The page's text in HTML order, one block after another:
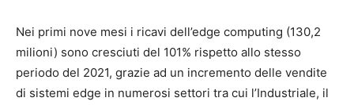
Nei primi nove mesi i ricavi dell’edge computing (130,2
milioni) sono cresciuti del 101% rispetto allo stesso
periodo del 2021, grazie ad un incremento delle vendite
di sistemi edge in numerosi settori tra cui l’Industriale, il